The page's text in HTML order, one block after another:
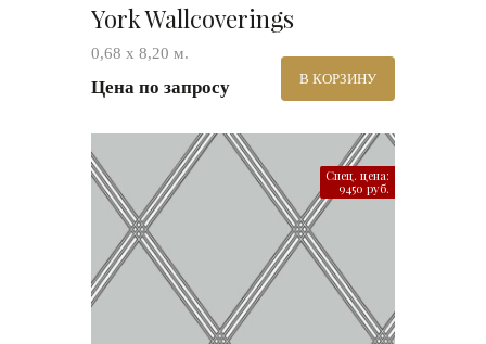
York Wallcoverings
0,68 х 8,20 м.
Цена по запросу В КОРЗИНУ
Спец. цена:
9450 руб.